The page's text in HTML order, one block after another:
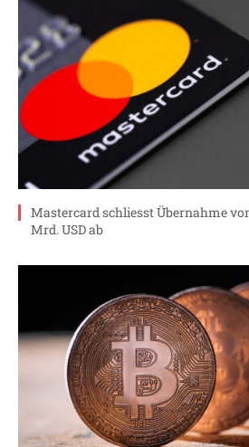
Mastercard schliesst Übernahme
Mrd. USD ab